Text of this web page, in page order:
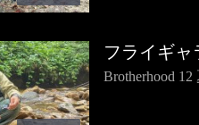
フライギャ
Brotherhood